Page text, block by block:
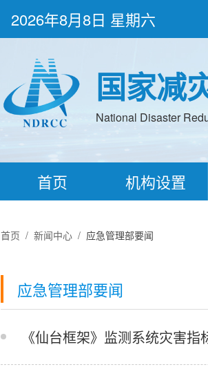
2026年8月8日 星期六
国家减
National Disaster
首页 机构设置
首页 / 新闻中心/ 应急管理部要闻
应急管理部要闻
《仙台框架》监测系统灾害